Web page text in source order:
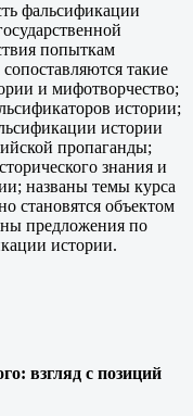
фальсификации
попыткам
такие
и мифотворчество;
истории;
истории
пропаганды;
знания и
названы темы курса
становятся объектом
предложения по
истории.
взгляд с позиций